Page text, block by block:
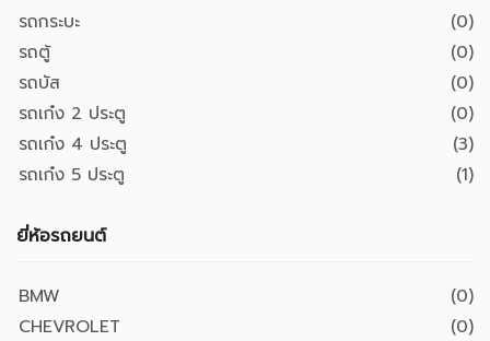
รถกระบะ
(0)
รถตู้
(0)
รถบัส
(0)
รถเก๋ง 2 ประตู
(0)
รถเก๋ง 4 ประตู
(3)
รถเก๋ง 5 ประตู
(1)
ยี่ห้อรถยนต์
BMW
(0)
CHEVROLET
(0)